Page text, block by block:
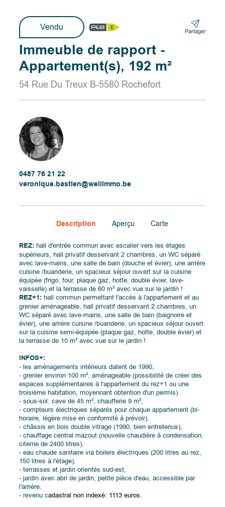
Vendu Partager
Immeuble de rapport -
Appartement(s), 192 m²
54 Rue Du Treux B-5580 Rochefort
0487 76 21 22
veronique.bastien@wellimmo.be
Description Aperçu Carte
REZ: hall d'entrée commun avec escalier vers les étages
supérieurs, hall privatif desservant 2 chambres, un WC séparé
avec lave-mains, une salle de bain (douche et évier), une arrière
cuisine /buanderie, un spacieux séjour ouvert sur la cuisine
équipée (frigo, four, plaque gaz, hotte, double évier, lave-
vaisselle) et la terrasse de 60 m² avec vue sur le jardin !
REZ+1: hall commun permettant l'accès à l'appartement et au
grenier aménageable, hall privatifdesservant 2 chambres, un
WC séparé avec lave-mains, une salle de bain (baignoire et
évier), unearrière cuisine /buanderie, un spacieux séjour ouvert
sur la cuisine semi-équipée (plaque gaz, hotte, double évier) et
la terrasse de 10 m² avec vue sur le jardin !
INFOS+:
- les aménagements intérieurs datent de 1990,
- grenier environ 100 m², aménageable (possibilité de créer des
espaces supplémentaires à l'appartement du rez+1 ou une
troisième habitation, moyennant obtention d'un permis).
- sous-sol: cave de 45 m², chaufferie 9 m²,
- compteurs électriques séparés pour chaque appartement (bi-
horaire, légère mise en conformité à prévoir),
- châssis en bois double vitrage (1990, bien entretenus),
- chauffage central mazout (nouvelle chaudière à condensation,
citerne de 2400 litres),
- eau chaude sanitaire via boilers électriques (200 litres au rez,
150 litres à l'étage),
- terrasses et jardin orientés sud-est,
- jardin avec abri de jardin, petite pièce d'eau, accessible par
l'arrière.
- revenu cadastral non indexé: 1113 euros.